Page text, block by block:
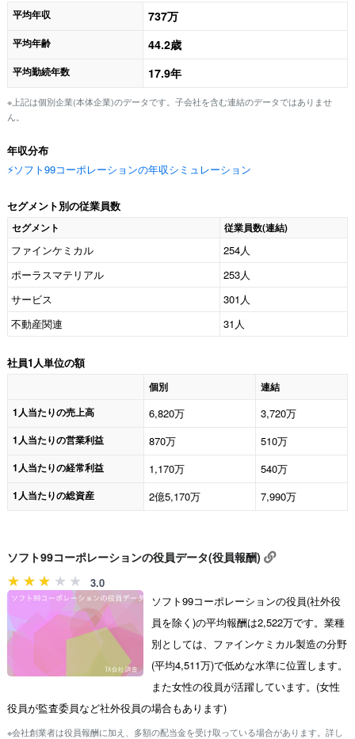
平均年収 737万
平均年齢 44.2歳
平均勤続年数 17.9年
※上記は個別企業(本体企業)のデータです。子会社を含む連結のデータではありませ
ん。
年収分布
⚡️ソフト99コーポレーションの年収シミュレーション
セグメント別の従業員数
セグメント 従業員数(連結)
ファインケミカル
254人
ポーラスマテリアル
253人
サービス
301人
不動産関連
31人
社員1人単位の額
個別
連結
1人当たりの売上高
6,820万 3,720万
1人当たりの営業利益 870万 510万
1人当たりの経常利益 1,170万 540万
1人当たりの総資産 2億5,170万 7,990万
ソフト99コーポレーションの役員データ(役員報酬)
3.0
ソフト99コーポレーションの役員(社外役
員を除く)の平均報酬は2,522万です。業種
別としては、ファインケミカル製造の分野
(平均4,511万)で低めな水準に位置します。
また女性の役員が活躍しています。(女性
役員が監査委員など社外役員の場合もあります)
※会社創業者は役員報酬に加え、多額の配当金を受け取っている場合があります。詳し